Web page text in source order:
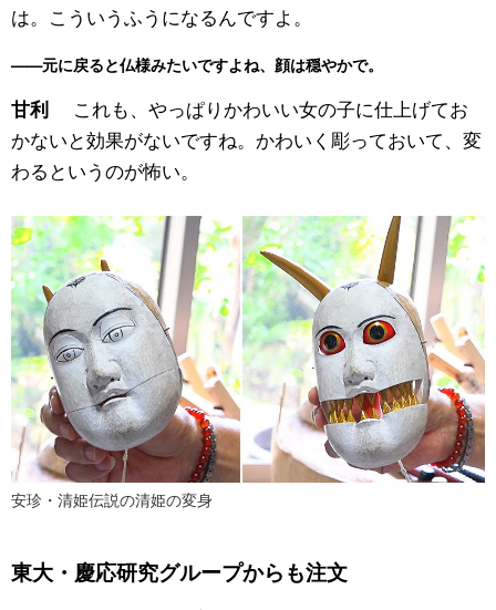
は。こういうふうになるんですよ。
——元に戻ると仏様みたいですよね、顔は穏やかで。
甘利
これも、やっぱりかわいい女の子に仕上げてお
かないと効果がないですね。かわいく彫っておいて、変
わるというのが怖い。
安珍・清姫伝説の清姫の変身
東大・慶応研究グループからも注文